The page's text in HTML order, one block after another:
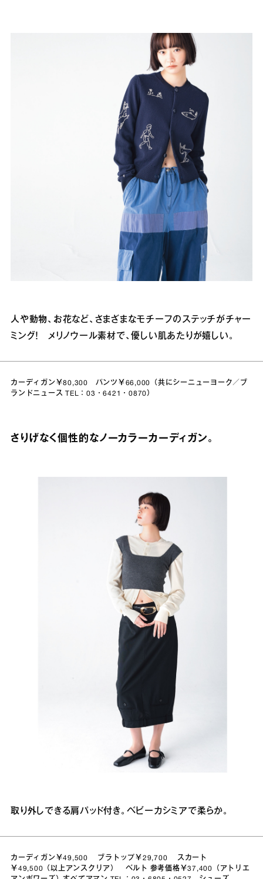
人や動物、お花など、さまざまなモチーフのステッチがチャー
ミング！ メリノウール素材で、優しい肌あたりが嬉しい。
カーディガン￥80,300 パンツ￥66,000（共にシーニューヨーク／ブ
ランドニュース TEL：03・6421・0870）
さりげなく個性的なノーカラーカーディガン。
取り外しできる肩パッド付き。ベビーカシミアで柔らか。
カーディガン￥49,500 ブラトップ￥29,700 スカート
￥49,500（以上アンスクリア） ベルト 参考価格￥37,400（アトリエ